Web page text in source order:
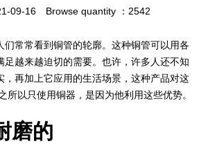
09-16 Browse quantity ：2542
常常看到铜管的轮廓。这种铜管可以用各
足越来越迫切的需要。也许，许多人还不知
，再加上它应用的生活场景，这种产品对这
所以只使用铜器，是因为他利用这些优势。
磨的